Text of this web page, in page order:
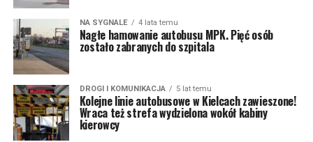
NA SYGNALE 4 lata temu
Nagłe hamowanie autobusu MPK. Pięć osób
zostało zabranych do szpitala
DROGI I KOMUNIKACJA 5 lat temu
Kolejne linie autobusowe w Kielcach zawieszone!
Wraca też strefa wydzielona wokół kabiny
kierowcy